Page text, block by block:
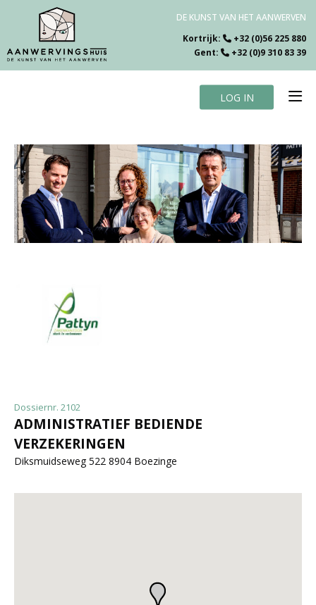
DE KUNST VAN HET AANWERVEN
Kortrijk:
+32 (0)56 225 880
Gent:
+32 (0)9 310 83 39
Vacatures
Over ons
Specialiteiten
Testimonials
Blog
Contact
LOG IN
Dossiernr. 2102
ADMINISTRATIEF BEDIENDE
VERZEKERINGEN
Diksmuidseweg 522 8904 Boezinge